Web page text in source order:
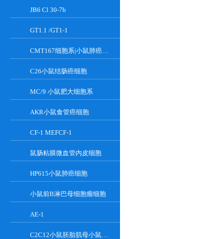
JB6 Cl 30-7b
GT1.1 /GT1-1
CMT167细胞系|小鼠肺癌细胞
C26小鼠结肠癌细胞
MC/9 小鼠肥大细胞系
AKR小鼠食管癌细胞
CF-1 MEFCF-1
鼠肠粘膜微血管内皮细胞
HP615小鼠肺癌细胞
小鼠前B淋巴母细胞瘤细胞
AE-1
C2C12小鼠胚胎肌母小鼠胚胎肌母细胞